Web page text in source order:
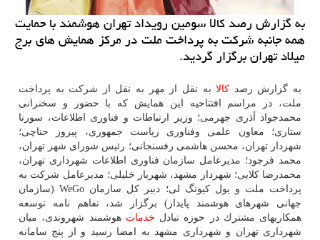
به گزارش رصد كالا سومین رویداد تهران هوشمند با حمایت
همه جانبه شركت به پرداخت ملت در مركز همایش های برج
میلاد تهران برگزار گردید.
به گزارش رصد كالابه نقل از مهر به نقل از شركت به پرداخت
ملت، در مراسم افتتاحیه این همایش كه با حضور و سخنرانی
محمدجواد آذری جهرمی؛ وزیر ارتباطات و فناوری اطلاعات، سورنا
ستاری؛ معاون علمی وفناوری ریاست جمهوری، پیروز حناچی؛
شهردار تهران، محسن هاشمی رفسنجانی؛ رئیس شورای شهر تهران،
محمد فرجود؛ مدیرعامل سازمان فناوری اطلاعات شهرداری تهران،
محمدرضا كلایی؛ شهردار مشهد، شهریار خلیلی؛ مدیرعامل شركت به
پرداخت ملت و یول كیونگ لی؛ دبیر كل سازمان WeGo (سازمان
جهانی شهرهای هوشمند پایدار) برگزار شد، تفاهم نامه توسعه
همكاریهای مشترك در حوزه تبادل خدمات هوشمند شهروندی، میان
شهرداری تهران و شهرداری مشهد به امضا رسید و از پنج سامانه